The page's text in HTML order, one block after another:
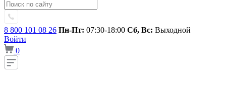
8 800 101 08 26 Пн-Пт: 07:30-18:00 Сб, Вс: Выходной
Войти
0